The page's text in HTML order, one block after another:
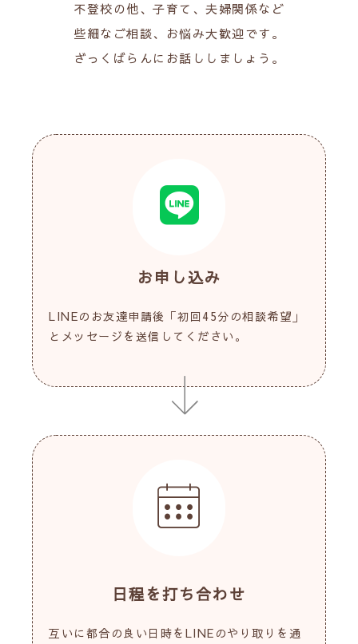
不登校の他、子育て、夫婦関係など
些細なご相談、お悩み大歓迎です。
ざっくばらんにお話ししましょう。
お申し込み
LINEのお友達申請後「初回45分の相談希望」
とメッセージを送信してください。
日程を打ち合わせ
互いに都合の良い日時をLINEのやり取りを通